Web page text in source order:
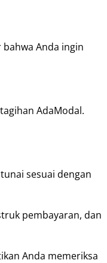
Anda ingin
AdaModal.
sesuai dengan
pembayaran, dan
Anda memeriksa